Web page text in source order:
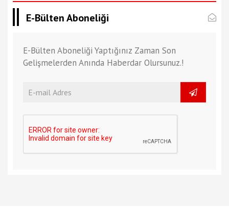
E-Bülten Aboneliği
E-Bülten Aboneliği Yaptığınız Zaman Son
Gelişmelerden Anında Haberdar Olursunuz.!